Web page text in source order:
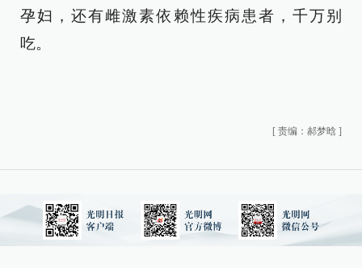
孕妇，还有雌激素依赖性疾病患者，千万别
吃。
[ 责编：郝梦晗 ]